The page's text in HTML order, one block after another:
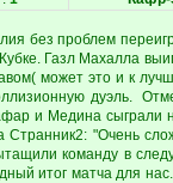
без проблем
Газл Махалла
может это и к
дуэль.
и Медина сыграли
"Очень
команду в
итог матча для